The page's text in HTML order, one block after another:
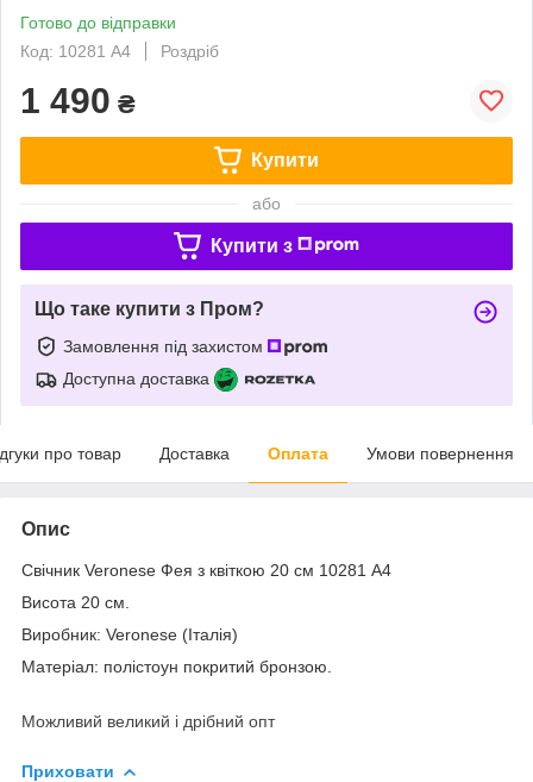
Готово до відправки
Код: 10281 A4
Роздріб
1 490 ₴
Купити
або
Купити з
Що таке купити з Пром?
Замовлення під захистом
Доступна доставка
про товар Доставка Оплата Умови повернення
Опис
Свічник Veronese Фея з квіткою 20 см 10281 A4
Висота 20 см.
Виробник: Veronese (Італія)
Матеріал: полістоун покритий бронзою.
Можливий великий і дрібний опт
Приховати